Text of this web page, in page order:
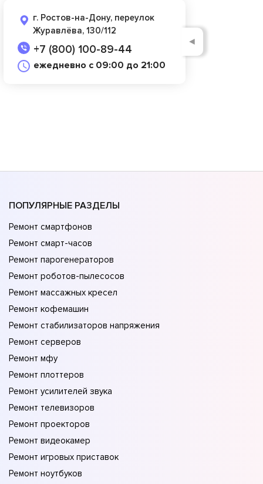
г. Ростов-на-Дону, переулок
Журавлёва, 130/112
+7 (800) 100-89-44
ежедневно с 09:00 до 21:00
◄
ПОПУЛЯРНЫЕ РАЗДЕЛЫ
Ремонт смартфонов
Ремонт смарт-часов
Ремонт парогенераторов
Ремонт роботов-пылесосов
Ремонт массажных кресел
Ремонт кофемашин
Ремонт стабилизаторов напряжения
Ремонт серверов
Ремонт мфу
Ремонт плоттеров
Ремонт усилителей звука
Ремонт телевизоров
Ремонт проекторов
Ремонт видеокамер
Ремонт игровых приставок
Ремонт ноутбуков